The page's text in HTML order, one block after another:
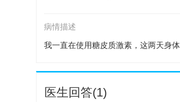
病情描述
我一直在使用糖皮质激素，这两天身
医生回答(1)